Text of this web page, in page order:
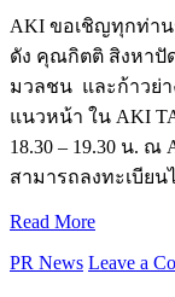
AKI ขอเชิญทุกท่า
ดัง คุณกิตติ สิงหาปั
มวลชน และก้าวย่า
แนวหน้า ใน AKI
18.30 – 19.30 น. ณ
สามารถลงทะเบีย
Read More
PR News Leave a